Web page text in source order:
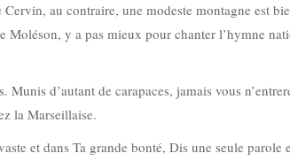
au contraire, une modeste montagne est
Moléson, y a pas mieux pour chanter l’hymne
d’autant de carapaces, jamais vous
la Marseillaise.
et dans Ta grande bonté, Dis une seule